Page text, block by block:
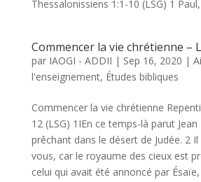
Thessalonissiens 1:1-10 (LSG) 1
Commencer la vie chrétienne –
par IAOGI - ADDII | Sep 16, 2020 |
l'enseignement, Études bibliques
Commencer la vie chrétienne
12 (LSG) 1IEn ce temps-là parut
prêchant dans le désert de Judée. 2
vous, car le royaume des cieux est
celui qui avait été annoncé par